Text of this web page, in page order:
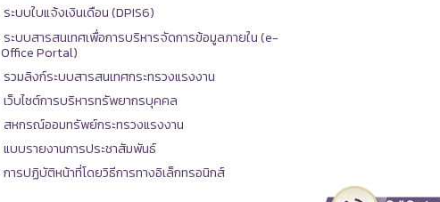
ระบบใบแจ้งเงินเดือน (DPIS6)
ระบบสารสนเทศเพื่อการบริหารจัดการข้อมูลภายใน (e-
Office Portal)
รวมลิงก์ระบบสารสนเทศกระทรวงแรงงาน
เว็บไซต์การบริหารทรัพยากรบุคคล
สหกรณ์ออมทรัพย์กระทรวงแรงงาน
แบบรายงานการประชาสัมพันธ์
การปฏิบัติหน้าที่โดยวิธีการทางอิเล็กทรอนิกส์